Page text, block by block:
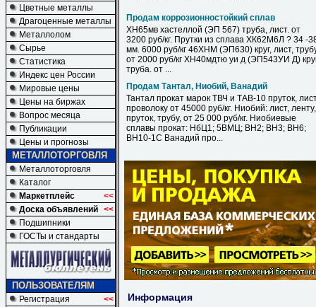
Цветные металлы
Драгоценные металлы
Металлолом
Сырье
Статистика
Индекс цен России
Мировые цены
Цены на биржах
Вопрос месяца
Публикации
Цены и прогнозы
МЕТАЛЛОТОРГОВЛЯ
Металлоторговля
Каталог
Маркетплейс
<<
Доска объявлений <<
Подшипники
ГОСТы и стандарты
ПОЛЬЗОВАТЕЛЯМ
Регистрация
<<
Продам коррозионностойкий сплав
ХН65мв хастеллой (ЭП 567) труба, лист. от
3200 руб/кг. Прутки из сплава ХК62М6Л ? 34 -
мм. 6000 руб/кг 46ХНМ (ЭП630) круг, лист,
от 2000 руб/кг ХН40мдтю уи д (ЭП543УИ Д)
труба. от ...
Продам Тантал, Ниобий, Ванадий
Тантал прокат марок ТВЧ и ТАВ-10 пруток,
проволоку от 45000 руб/кг. Ниобий: лист, ленту,
пруток, трубу, от 25 000 руб/кг. Ниобиевые
сплавы прокат: НбЦ1; 5ВМЦ; ВН2; ВН3; ВН6;
ВН10-1С Ванадий про...
Информация